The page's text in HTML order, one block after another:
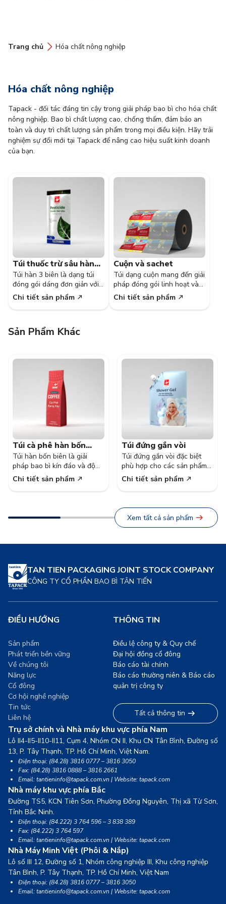
Trang chủ Hóa chất nông nghiệp
Hóa chất nông nghiệp
Tapack - đối tác đáng tin cậy trong giải pháp bao bì cho hóa chất
nông nghiệp. Bao bì chất lượng cao, chống thấm, đảm bảo an
toàn và duy trì chất lượng sản phẩm trong mọi điều kiện. Hãy trải
nghiệm sự đổi mới tại Tapack để nâng cao hiệu suất kinh doanh
của bạn.
Túi thuốc trừ sâu hàn
ba biên
Túi hàn 3 biên là dạng túi
đóng gói dáng đơn giản với
đường hàn mạnh mẽ.
Chi tiết sản phẩm
Cuộn và sachet
Túi dạng cuộn mang đến giải
pháp đóng gói linh hoạt và
tiện lợi.
Chi tiết sản phẩm
Sản Phẩm Khác
Túi cà phê hàn bốn
biên gắn van
Túi hàn bốn biên là giải
pháp bao bì kín đáo và độ
bền cao.
Chi tiết sản phẩm
Túi đứng gắn vòi
Túi đứng gắn vòi đặc biệt
phù hợp cho các sản phẩm
dạng lỏng và sệt, thuận tiện
cho người sử dụng, thay thế
các chai nhựa có chi phí bao
hơn.
Chi tiết sản phẩm
Xem tất cả sản phẩm
TAN TIEN PACKAGING JOINT STOCK COMPANY
CÔNG TY CỔ PHẦN BAO BÌ TÂN TIẾN
Trụ sở chính và Nhà máy khu vực phía Nam
Lô II4-II5-II10-II11, Cụm 4, Nhóm CN II, Khu CN Tân Bình, Đường số
13, P. Tây Thạnh, TP. Hồ Chí Minh, Việt Nam.
Điện thoại: (84.28) 3816 0777 – 3816 3050
Fax: (84.28) 3816 0888 – 3816 2661
Email: tantieninfo@tapack.com.vn | Website: tapack.com
Nhà máy khu vực phía Bắc
Đường TS5, KCN Tiên Sơn, Phường Đồng Nguyên, Thị xã Từ Sơn,
Tỉnh Bắc Ninh.
Điện thoại: (84.222) 3 764 596 – 3 838 389
Fax: (84.222) 3 764 597
Email: tantieninfo@tapack.com.vn | Website: tapack.com
Nhà Máy Minh Việt (Phôi & Nắp)
Lô số III 12, Đường số 1, Nhóm công nghiệp III, Khu công nghiệp
Tân Bình, P. Tây Thạnh, TP. Hồ Chí Minh, Việt Nam
Điện thoại: (84.28) 3816 0777 – 3816 3050
Email: tantieninfo@tapack.com.vn | Website: tapack.com
ĐIỀU HƯỚNG
Sản phẩm
Phát triển bền vững
Về chúng tôi
Năng lực
Cổ đông
Cơ hội nghề nghiệp
Tin tức
Liên hệ
THÔNG TIN
Điều lệ công ty & Quy chế
Đại hội đồng cổ đông
Báo cáo tài chính
Báo cáo thường niên & Báo cáo
quản trị công ty
Tất cả thông tin